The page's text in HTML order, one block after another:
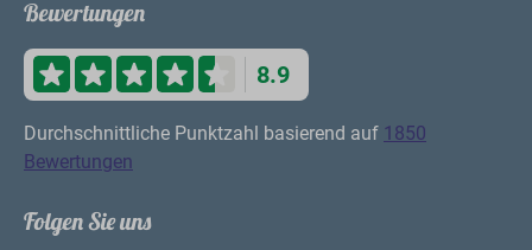
Bewertungen
8.9
Durchschnittliche Punktzahl basierend auf 1850
Bewertungen
Folgen Sie uns